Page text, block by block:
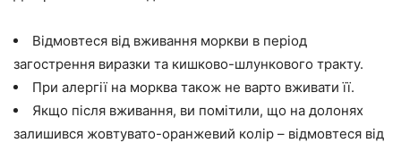
Відмовтеся від вживання моркви в період
загострення виразки та кишково-шлункового тракту.
При алергії на морква також не варто вживати її.
Якщо після вживання, ви помітили, що на долонях
залишився жовтувато-оранжевий колір – відмовтеся від